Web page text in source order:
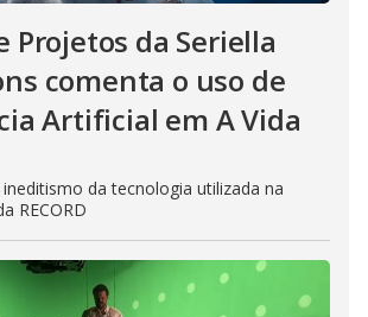
Projetos da Seriella
comenta o uso de
Artificial em A Vida
da tecnologia utilizada na
RECORD